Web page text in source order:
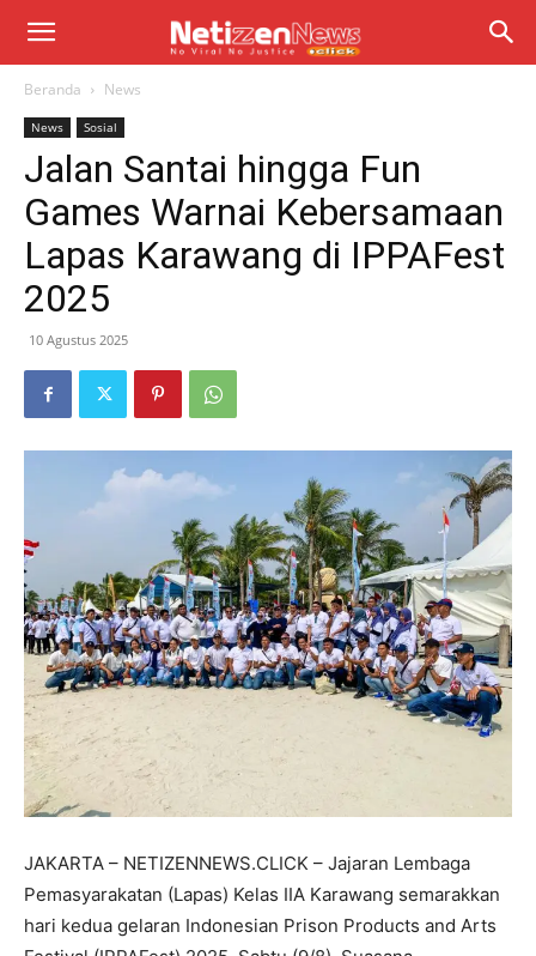
Beranda News
News Sosial
Jalan Santai hingga Fun
Games Warnai Kebersamaan
Lapas Karawang di IPPAFest
2025
10 Agustus 2025
JAKARTA – NETIZENNEWS.CLICK – Jajaran Lembaga
Pemasyarakatan (Lapas) Kelas IIA Karawang semarakkan
hari kedua gelaran Indonesian Prison Products and Arts